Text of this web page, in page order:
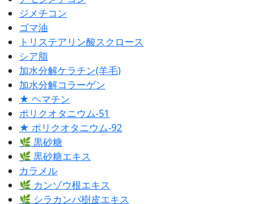
ジメチコン
ゴマ油
トリステアリン酸スクロース
シア脂
加水分解ケラチン(羊毛)
加水分解コラーゲン
★ ヘマチン
ポリクオタニウム-51
★ ポリクオタニウム-92
🌿 黒砂糖
🌿 黒砂糖エキス
カラメル
🌿 カンゾウ根エキス
🌿 シラカンバ樹皮エキス